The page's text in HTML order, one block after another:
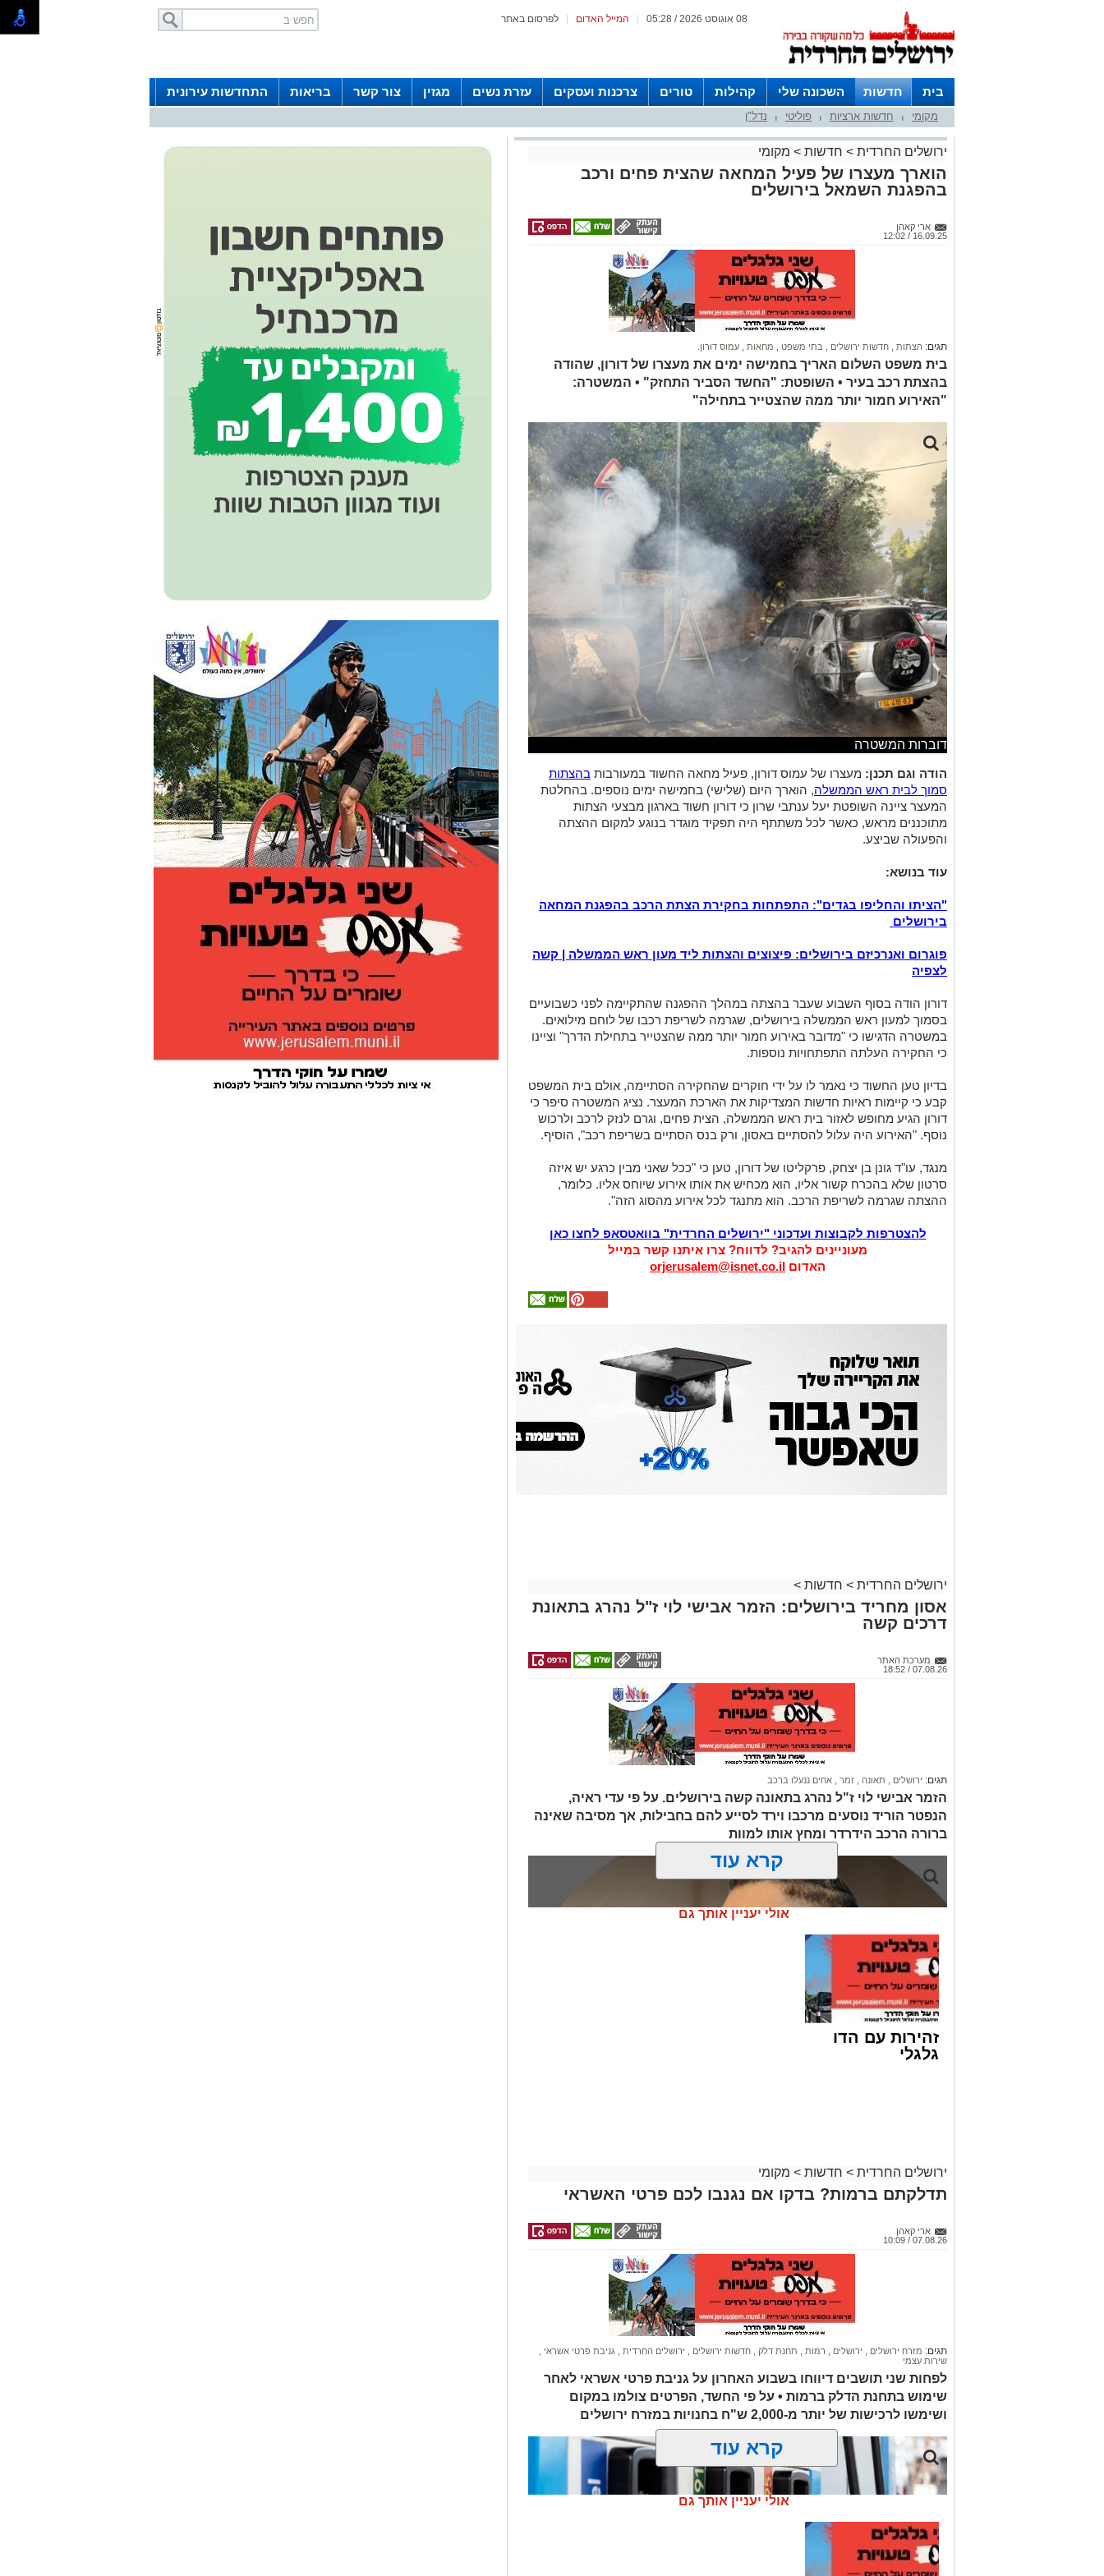
לפרסום באתר המייל האדום 08 אוגוסט 2026 / 05:28
בית חדשות השכונה שלי קהילות טורים צרכנות ועסקים עזרת נשים מגזין צור קשר בריאות
התחדשות עירונית
חצרות
מקומי חדשות ארציות פוליטי נדל"ן
ירושלים החרדית > חדשות > מקומי
הוארך מעצרו של פעיל המחאה שהצית פחים ורכב
בהפגנת השמאל בירושלים
ארי קאהן
16.09.25 / 12:02
תגים: הצתות חדשות ירושלים בתי משפט מחאות עמוס דורון.
בית משפט השלום האריך בחמישה ימים את מעצרו של דורון, שהודה
בהצתת רכב בעיר • השופטת: "החשד הסביר התחזק" • המשטרה:
"האירוע חמור יותר ממה שהצטייר בתחילה"
דוברות המשטרה
הודה וגם תכנן: מעצרו של עמוס דורון, פעיל מחאה החשוד במעורבות בהצתות
סמוך לבית ראש הממשלה, הוארך היום (שלישי) בחמישה ימים נוספים. בהחלטת
המעצר ציינה השופטת יעל ענתבי שרון כי דורון חשוד בארגון מבצעי הצתות
מתוכננים מראש, כאשר לכל משתתף היה תפקיד מוגדר בנוגע למקום ההצתה
והפעולה שביצע.
עוד בנושא:
"הציתו והחליפו בגדים": התפתחות בחקירת הצתת הרכב בהפגנת המחאה
בירושלים
פוגרום ואנרכיזם בירושלים: פיצוצים והצתות ליד מעון ראש הממשלה | קשה
לצפיה
דורון הודה בסוף השבוע שעבר בהצתה במהלך ההפגנה שהתקיימה לפני כשבועיים
בסמוך למעון ראש הממשלה בירושלים, שגרמה לשריפת רכבו של לוחם מילואים.
במשטרה הדגישו כי "מדובר באירוע חמור יותר ממה שהצטייר בתחילת הדרך" וציינו
כי החקירה העלתה התפתחויות נוספות.
בדיון טען החשוד כי נאמר לו על ידי חוקרים שהחקירה הסתיימה, אולם בית המשפט
קבע כי קיימות ראיות חדשות המצדיקות את הארכת המעצר. נציג המשטרה סיפר כי
דורון הגיע מחופש לאזור בית ראש הממשלה, הצית פחים, וגרם לנזק לרכב ולרכוש
נוסף. "האירוע היה עלול להסתיים באסון, ורק בנס הסתיים בשריפת רכב", הוסיף.
מנגד, עו"ד גונן בן יצחק, פרקליטו של דורון, טען כי "ככל שאני מבין כרגע יש איזה
סרטון שלא בהכרח קשור אליו, הוא מכחיש את אותו אירוע שיוחס אליו. כלומר,
ההצתה שגרמה לשריפת הרכב. הוא מתנגד לכל אירוע מהסוג הזה".
להצטרפות לקבוצות ועדכוני "ירושלים החרדית" בוואטסאפ לחצו כאן
מעוניינים להגיב? לדווח? צרו איתנו קשר במייל
האדום orjerusalem@isnet.co.il
גם
גלגלי
ירושלים החרדית > חדשות >
אסון מחריד בירושלים: הזמר אבישי לוי ז"ל נהרג בתאונת
דרכים קשה
מערכת האתר
07.08.26 / 18:52
תגים: ירושלים תאונה זמר אחים ננעלו ברכב
הזמר אבישי לוי ז"ל נהרג בתאונה קשה בירושלים. על פי עדי ראיה,
הנפטר הוריד נוסעים מרכבו וירד לסייע להם בחבילות, אך מסיבה שאינה
ברורה הרכב הידרדר ומחץ אותו למוות
קבוצת זמן אמת
אסון בירושלים: הזמר אבישי לוי ז"ל משכונת רמת שלמה נהרג בתאונה קשה ברח'
על פי עדי ראיה, הנפטר הוריד נוסעים מרכבו וירד לסייע להם בחבילות, אך מסיבה
שאינה ברורה הרכב הידרדר ומחץ אותו למוות.
כוחות הצלה שהגיעו למקום מצאו אותו במצב אנוש והחלו לבצע עליו פעולות
החייאה. במקביל הוא פונה לבית החולים הדסה הר הצופים אולם חרף מאמצי
ההצלה ולדאבון לב המשפחה הוא נפטר.
הלווייתו תתקיים במוצאי שבת.
ת.נ.צ.ב.ה
להצטרפות לקבוצות ועדכוני "ירושלים החרדית" בוואטסאפ לחצו כאן
מעוניינים להגיב? לדווח? צרו איתנו קשר במייל
האדוםorjerusalem@isnet.co.il
קרא עוד
אולי יעניין אותך גם
זהירות עם הדו
גלגלי
ירושלים החרדית > חדשות > מקומי
תדלקתם ברמות? בדקו אם נגנבו לכם פרטי האשראי
ארי קאהן
07.08.26 / 10:09
תגים: מזרח ירושלים ירושלים רמות תחנת דלק חדשות ירושלים ירושלים החרדית גניבת פרטי אשראי
שירות עצמי
לפחות שני תושבים דיווחו בשבוע האחרון על גניבת פרטי אשראי לאחר
שימוש בתחנת הדלק ברמות • על פי החשד, הפרטים צולמו במקום
ושימשו לרכישות של יותר מ-2,000 ש"ח בחנויות במזרח ירושלים
קרא עוד
אולי יעניין אותך גם